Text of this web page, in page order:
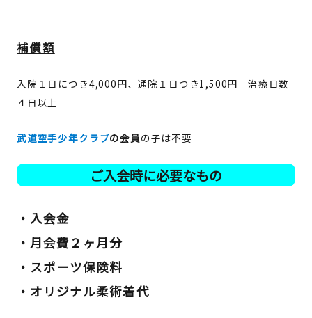
補償額
入院１日につき4,000円、通院１日つき1,500円 治療日数
４日以上
武道空手少年クラブの会員の子は不要
ご入会時に必要なもの
・入会金
・月会費２ヶ月分
・ スポーツ保険料
・ オリジナル柔術着代